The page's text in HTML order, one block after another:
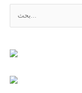
ح
ع